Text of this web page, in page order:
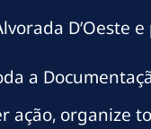
a
ação, organize